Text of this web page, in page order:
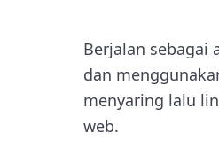
Berjalan sebagai
dan
menyaring lalu
web.